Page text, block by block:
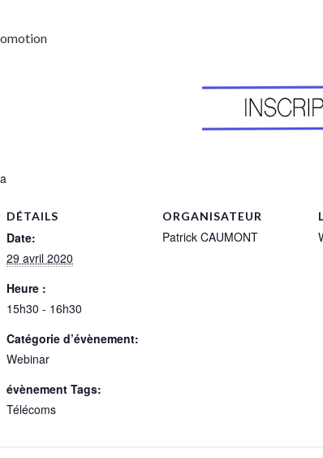
DÉTAILS
Date:
29 avril 2020
Heure :
15h30 - 16h30
Catégorie d’évènement:
Webinar
évènement Tags:
Télécoms
ORGANISATEUR
Patrick CAUMONT